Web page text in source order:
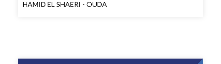
HAMID EL SHAERI - OUDA